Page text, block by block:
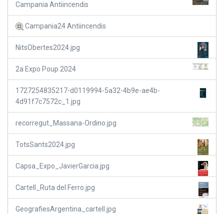
Campania Antiincendis
Campania24 Antiincendis
NitsObertes2024.jpg
2a Expo Poup 2024
1727254835217-d0119994-5a32-4b9e-ae4b-
4d91f7c7572c_1.jpg
recorregut_Massana-Ordino.jpg
TotsSants2024.jpg
Capsa_Expo_JavierGarcia.jpg
Cartell_Ruta del Ferro.jpg
GeografiesArgentina_cartell.jpg